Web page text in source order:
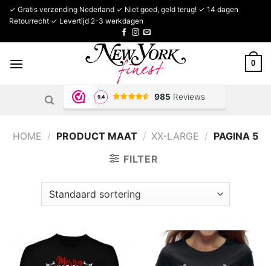
Ga
naar
✓ Gratis verzending Nederland ✓ Niet goed, geld terug! ✓ 14 dagen
Retourrecht ✓ Levertijd 2-3 werkdagen
0
HOME / PRODUCT MAAT / XX-LARGE / PAGINA 5
FILTER